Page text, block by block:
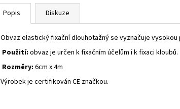
Popis Diskuze
Obvaz elastický fixační dlouhotažný se vyznačuje
Použití: obvaz je určen k fixačním účelům i k fixaci kloubů.
Rozměry: 6cm x 4m
Výrobek je certifikován CE značkou.